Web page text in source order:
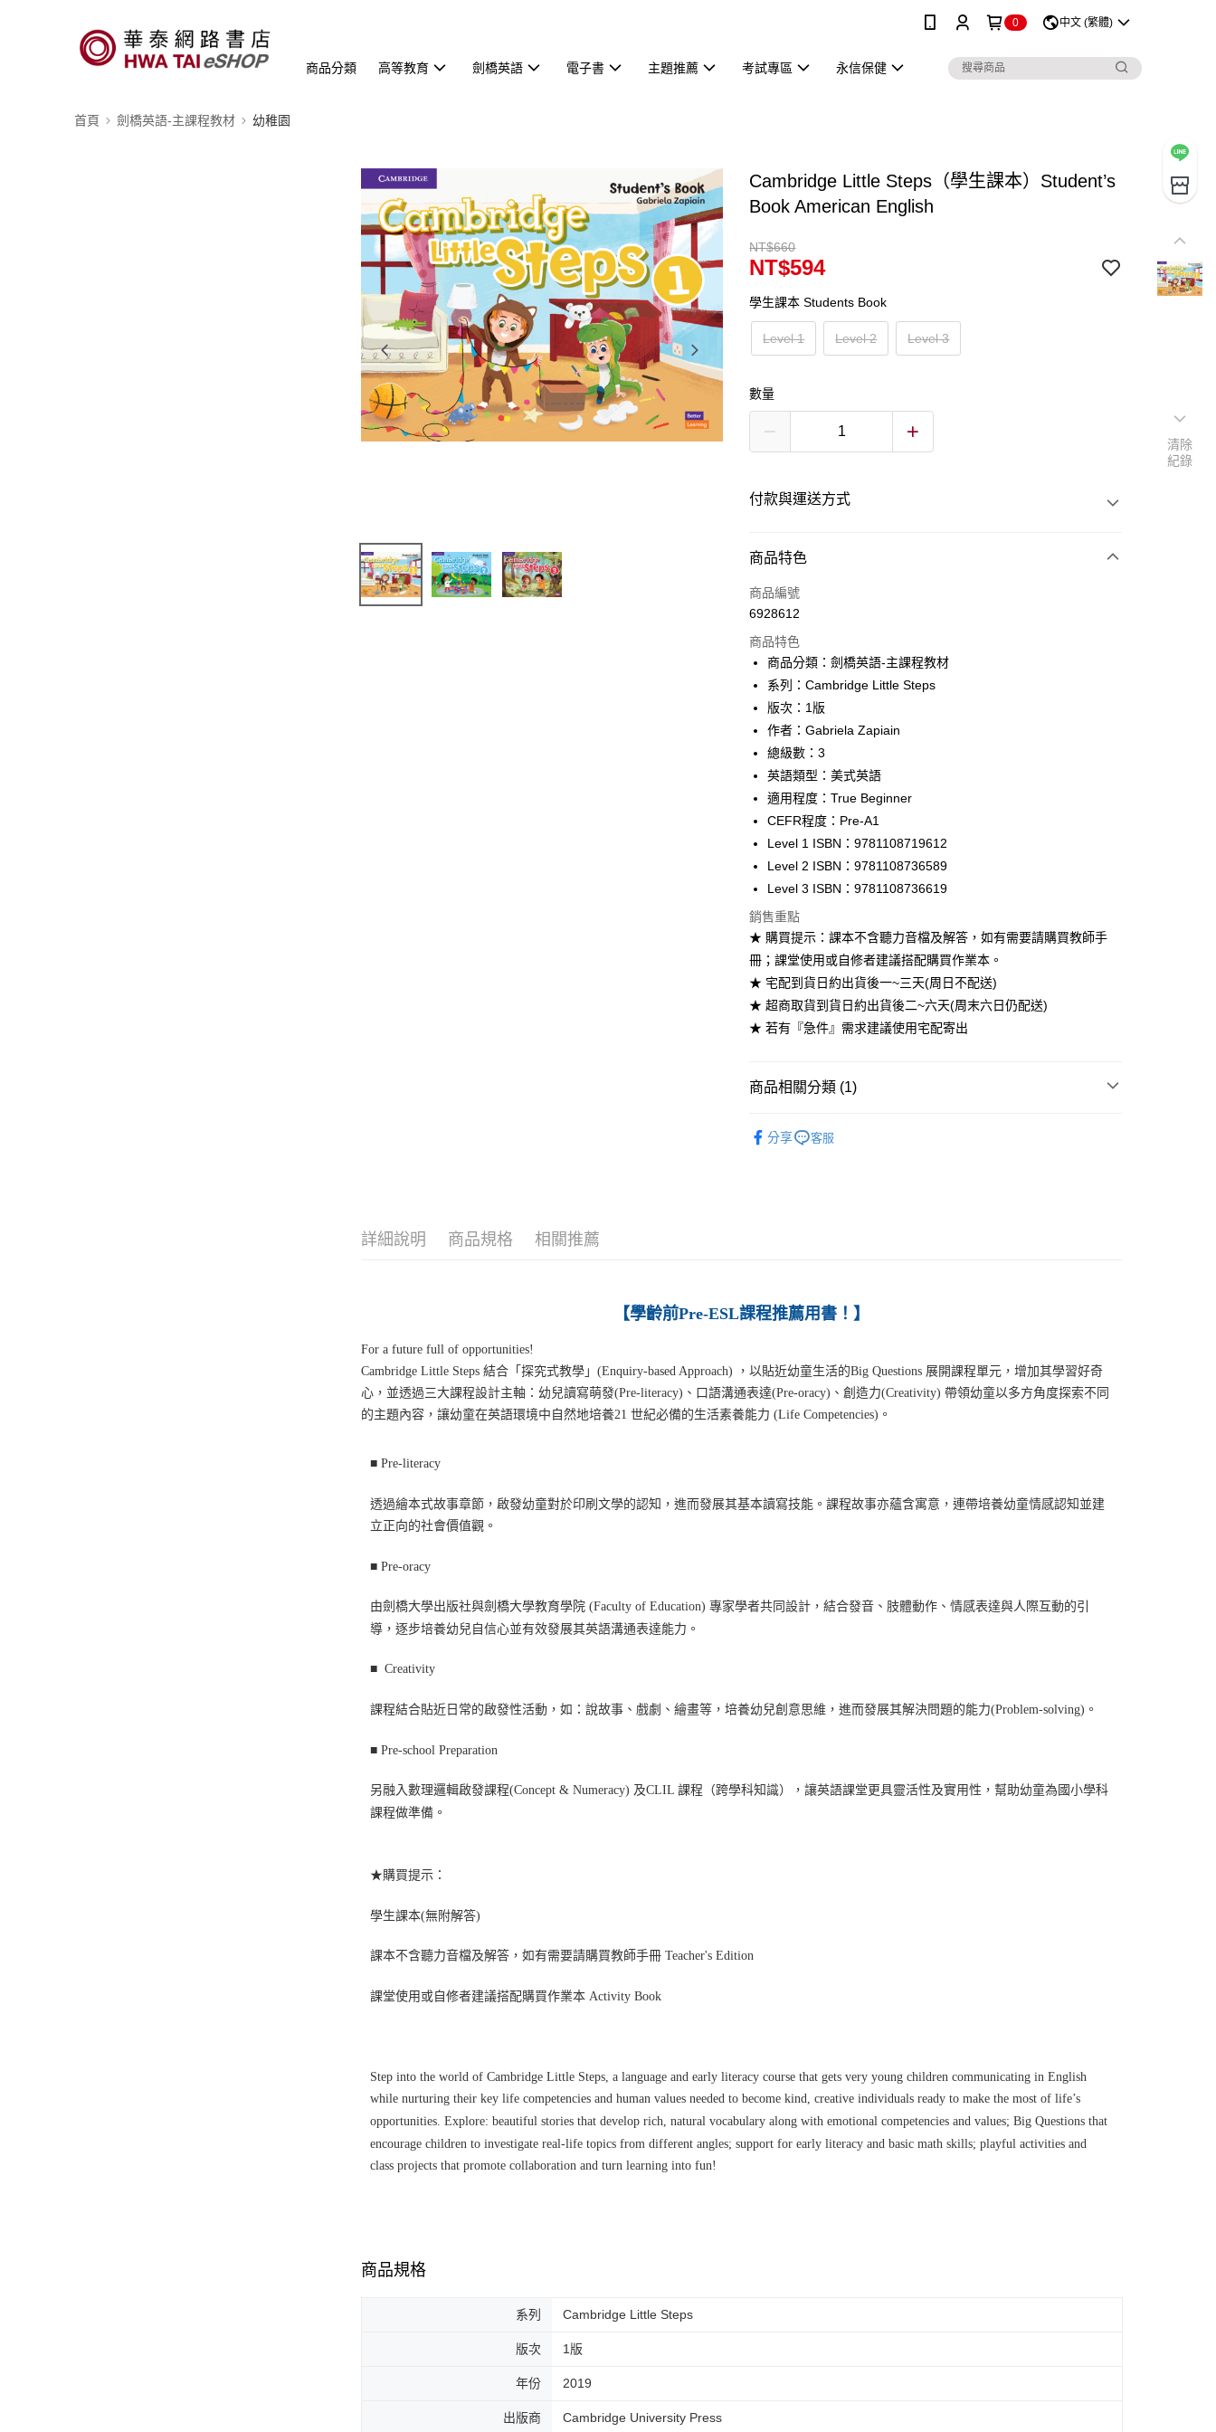
0 中文 (繁體)
商品分類 高等教育 劍橋英語 電子書 主題推薦 考試專區 永信保健
首頁 劍橋英語-主課程教材 幼稚園
Cambridge Little Steps（學生課本）Student’s
Book American English
NT$660
NT$594
學生課本 Students Book
Level 1 Level 2 Level 3
數量
付款與運送方式
付款方式
信用卡一次付款
Apple Pay
Google Pay
ATM付款
運送方式
全家取貨付款
每筆NT$60
付款後全家取貨
7-11取貨付款
每筆NT$60
付款後7-11取貨
每筆NT$60
每筆NT$160
商品特色
商品編號
6928612
商品特色
商品分類：劍橋英語-主課程教材
系列：Cambridge Little Steps
版次：1版
作者：Gabriela Zapiain
總級數：3
英語類型：美式英語
適用程度：True Beginner
CEFR程度：Pre-A1
Level 1 ISBN：9781108719612
Level 2 ISBN：9781108736589
Level 3 ISBN：9781108736619
銷售重點
★ 購買提示：課本不含聽力音檔及解答，如有需要請購買教師手
冊；課堂使用或自修者建議搭配購買作業本。
★ 宅配到貨日約出貨後一~三天(周日不配送)
★ 超商取貨到貨日約出貨後二~六天(周末六日仍配送)
★ 若有『急件』需求建議使用宅配寄出
商品相關分類 (1)
分享
客服
詳細說明 商品規格 相關推薦
【學齡前Pre-ESL課程推薦用書！】
For a future full of opportunities!
Cambridge Little Steps 結合「探究式教學」(Enquiry-based Approach) ，以貼近幼童生活的Big Questions 展開課程單元，增加其學習好奇
心，並透過三大課程設計主軸：幼兒讀寫萌發(Pre-literacy)、口語溝通表達(Pre-oracy)、創造力(Creativity) 帶領幼童以多方角度探索不同
的主題內容，讓幼童在英語環境中自然地培養21 世紀必備的生活素養能力 (Life Competencies)。
■Pre-literacy
透過繪本式故事章節，啟發幼童對於印刷文學的認知，進而發展其基本讀寫技能。課程故事亦蘊含寓意，連帶培養幼童情感認知並建
立正向的社會價值觀。
■Pre-oracy
由劍橋大學出版社與劍橋大學教育學院 (Faculty of Education) 專家學者共同設計，結合發音、肢體動作、情感表達與人際互動的引
導，逐步培養幼兒自信心並有效發展其英語溝通表達能力。
■ Creativity
課程結合貼近日常的啟發性活動，如：說故事、戲劇、繪畫等，培養幼兒創意思維，進而發展其解決問題的能力(Problem-solving)。
■Pre-school Preparation
另融入數理邏輯啟發課程(Concept & Numeracy) 及CLIL 課程（跨學科知識），讓英語課堂更具靈活性及實用性，幫助幼童為國小學科
課程做準備。
★購買提示：
學生課本(無附解答)
課本不含聽力音檔及解答，如有需要請購買教師手冊 Teacher's Edition
課堂使用或自修者建議搭配購買作業本 Activity Book
Step into the world of Cambridge Little Steps, a language and early literacy course that gets very young children communicating in English
while nurturing their key life competencies and human values needed to become kind, creative individuals ready to make the most of life’s
opportunities. Explore: beautiful stories that develop rich, natural vocabulary along with emotional competencies and values; Big Questions that
encourage children to investigate real-life topics from different angles; support for early literacy and basic math skills; playful activities and
class projects that promote collaboration and turn learning into fun!
商品規格
系列 Cambridge Little Steps
版次 1版
年份 2019
出版商 Cambridge University Press
清除
紀錄